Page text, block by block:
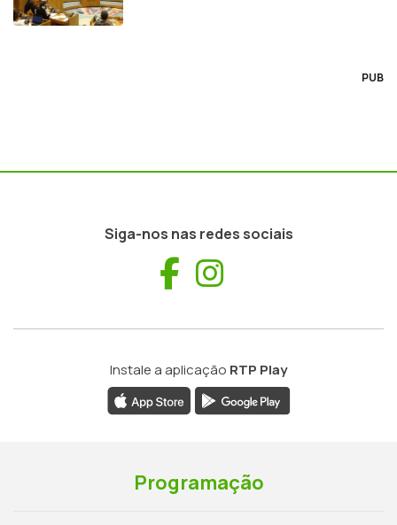
PUB
Siga-nos nas redes sociais
Facebook
Instale a aplicação RTP Play
Programação